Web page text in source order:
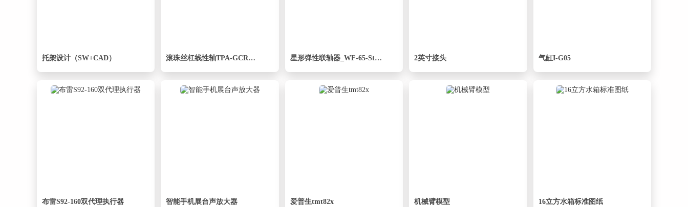
托架设计（SW+CAD） 滚珠丝杠线性轴TPA-GCRS-80-1610C-L50-M-M20-N3 星形弹性联轴器_WF-65-St-98SH-A-1-φ6-1-φ6 2英寸接头 气缸I-G05
布雷S92-160双代理执行器 智能手机展台声放大器 爱普生tmt82x 机械臂模型 16立方水箱标准图纸